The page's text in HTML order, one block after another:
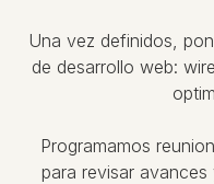
Una vez definidos,
de desarrollo web:
Programamos
para revisar